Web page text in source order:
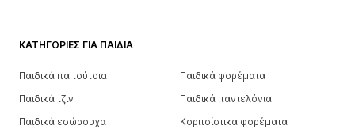
ΚΑΤΗΓΟΡΊΕΣ ΓΙΑ ΠΑΙΔΙΆ
Παιδικά παπούτσια
Παιδικά φορέματα
Παιδικά τζιν
Παιδικά παντελόνια
Παιδικά εσώρουχα
Κοριτσίστικα φορέματα